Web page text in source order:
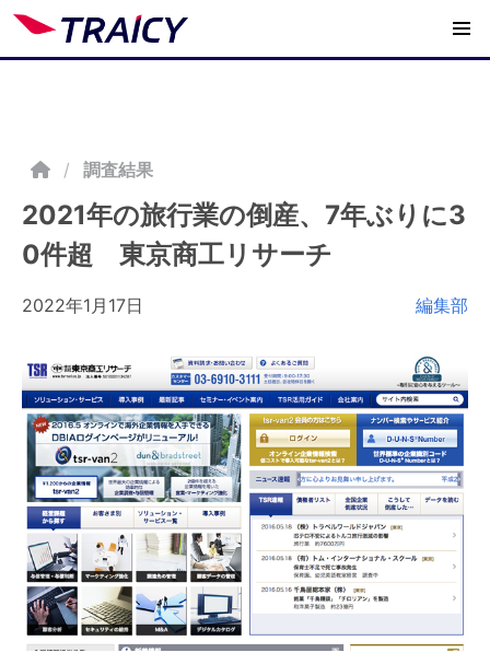
/ 調査結果
2021年の旅行業の倒産、7年ぶりに3
0件超 東京商工リサーチ
2022年1月17日 編集部